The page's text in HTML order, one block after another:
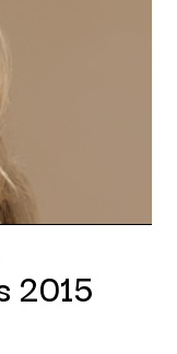
2015